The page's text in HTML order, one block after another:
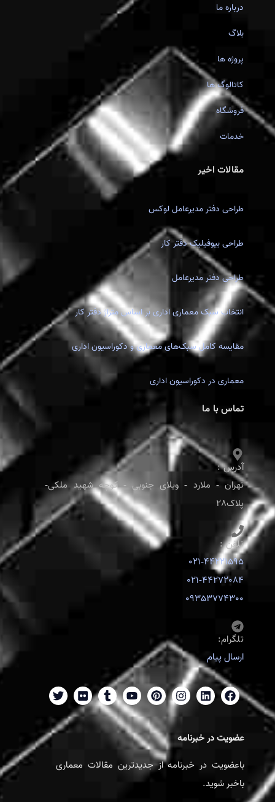
درباره ما
بلاگ
پروژه ها
کاتالوگ ها
فروشگاه
خدمات
مقالات اخیر
طراحی دفتر مدیرعامل لوکس
طراحی بیوفیلیک دفتر کار
طراحی دفتر مدیرعامل
انتخاب سبک معماری اداری بر اساس متراژ دفتر کار
مقایسه کامل سبک‌های معماری و دکوراسیون اداری
معماری در دکوراسیون اداری
تماس با ما
آدرس :
تهران - ملارد - ویلای جنوبی - کوچه شهید ملکی-
پلاک28
تلفن :
021-44221595
021-44272084
09353774300
تلگرام:
ارسال پیام
عضویت در خبرنامه
باعضویت در خبرنامه از جدیدترین مقالات معماری
باخبر شوید.